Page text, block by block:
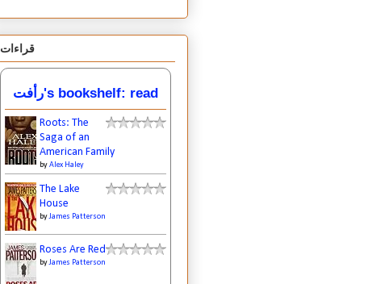
قراءات
رأفت's bookshelf: read
Roots: The
Saga of an
American Family
byAlex Haley
The Lake
House
byJames Patterson
Roses Are Red
byJames Patterson